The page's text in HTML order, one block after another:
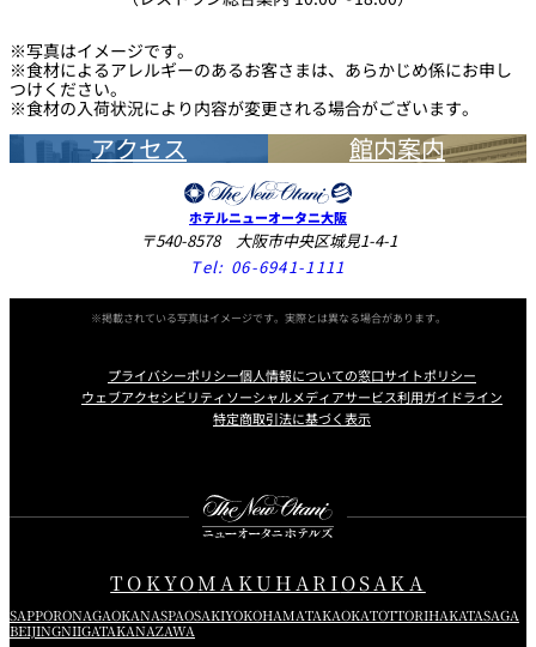
※お支払いにつきましてはオールデイダイニング SATSUKI受付にて
お支払いください。
※写真はイメージです。
※食材によるアレルギーのあるお客さまは、あらかじめ係にお申し
つけください。
※食材の入荷状況により内容が変更される場合がございます。
アクセス 館内案内
ホテルニューオータニ大阪
〒540-8578 大阪市中央区城見1-4-1
Tel: 06-6941-1111
※掲載されている写真はイメージです。実際とは異なる場合があります。
プライバシーポリシー個人情報についての窓口サイトポリシー
ウェブアクセシビリティソーシャルメディアサービス利用ガイドライン
特定商取引法に基づく表示
TOKYOMAKUHARIOSAKA
SAPPORONAGAOKANASPAOSAKIYOKOHAMATAKAOKATOTTORIHAKATASAGA
BEIJINGNIIGATAKANAZAWA